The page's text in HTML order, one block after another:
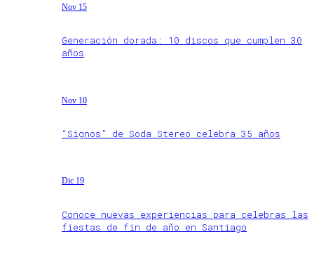
Nov 15
Generación dorada: 10 discos que cumplen 30
años
Nov 10
“Signos” de Soda Stereo celebra 35 años
Dic 19
Conoce nuevas experiencias para celebras las
fiestas de fin de año en Santiago